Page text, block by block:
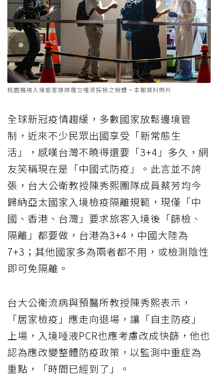
桃園機場入境旅客排隊繳交唾液採檢之檢體。本報資料照片
全球新冠疫情趨緩，多數國家放鬆邊境管
制，近來不少民眾出國享受「新常態生
活」，感嘆台灣不曉得還要「3+4」多久，網
友笑稱現在是「中國式防疫」。此言並不誇
張，台大公衛教授陳秀熙團隊成員蔡芳均今
歸納亞太國家入境檢疫隔離規範，現僅「中
國、香港、台灣」要求旅客入境後「篩檢、
隔離」都要做，台港為3+4，中國大陸為
7+3；其他國家多為兩者都不用，或檢測陰性
即可免隔離。
台大公衛流病與預醫所教授陳秀熙表示，
「居家檢疫」應走向退場，讓「自主防疫」
上場，入境唾液PCR也應考慮改成快篩，他也
認為應改變整體防疫政策，以監測中重症為
重點，「時間已經到了」。